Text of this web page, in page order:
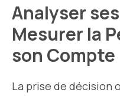
Analyser
Mesurer la
son Compte
La prise de décision